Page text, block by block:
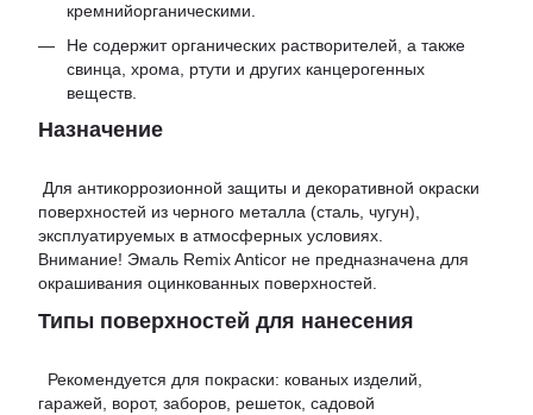
кремнийорганическими.
Не содержит органических растворителей, а также
свинца, хрома, ртути и других канцерогенных
веществ.
Назначение
Для антикоррозионной защиты и декоративной окраски
поверхностей из черного металла (сталь, чугун),
эксплуатируемых в атмосферных условиях.
Внимание! Эмаль Remix Anticor не предназначена для
окрашивания оцинкованных поверхностей.
Типы поверхностей для нанесения
Рекомендуется для покраски: кованых изделий,
гаражей, ворот, заборов, решеток, садовой